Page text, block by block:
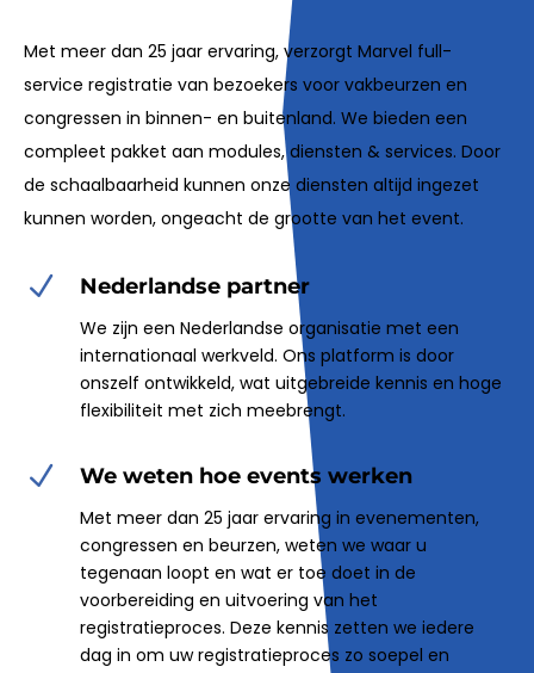
Met meer dan 25 jaar ervaring, verzorgt Marvel full-
service registratie van bezoekers voor vakbeurzen en
congressen in binnen- en buitenland. We bieden een
compleet pakket aan modules, diensten & services. Door
de schaalbaarheid kunnen onze diensten altijd ingezet
kunnen worden, ongeacht de grootte van het event.
N Nederlandse partner
We zijn een Nederlandse organisatie met een
internationaal werkveld. Ons platform is door
onszelf ontwikkeld, wat uitgebreide kennis en hoge
flexibiliteit met zich meebrengt.
N We weten hoe events werken
Met meer dan 25 jaar ervaring in evenementen,
congressen en beurzen, weten we waar u
tegenaan loopt en wat er toe doet in de
voorbereiding en uitvoering van het
registratieproces. Deze kennis zetten we iedere
dag in om uw registratieproces zo soepel en